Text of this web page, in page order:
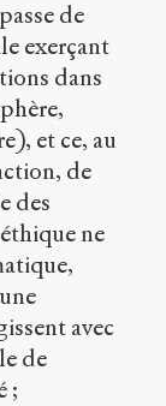
de
exerçant
dans
et ce, au
de
des
ne
avec
de
;